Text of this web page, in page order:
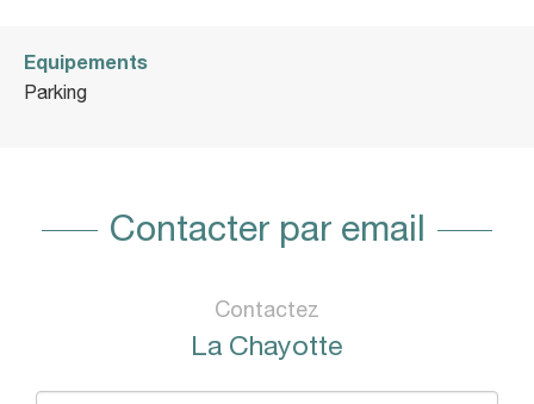
Equipements
Parking
Contacter par email
Contactez
La Chayotte